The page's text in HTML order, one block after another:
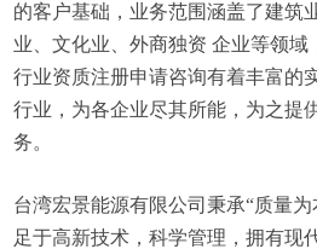
的客户基础，业务范围涵盖了建筑
业、文化业、外商独资 企业等领域
行业资质注册申请咨询有着丰富的
行业，为各企业尽其所能，为之提
务。
台湾宏景能源有限公司秉承“质量
足于高新技术，科学管理，拥有现